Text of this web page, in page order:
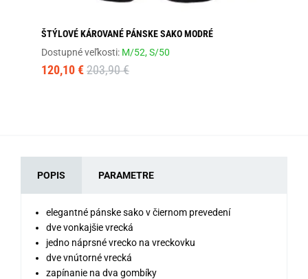
ŠTÝLOVÉ KÁROVANÉ PÁNSKE SAKO MODRÉ
Dostupné veľkosti: M/52,S/50
120,10 € 203,90 €
POPIS PARAMETRE
elegantné pánske sako v čiernom prevedení
dve vonkajšie vrecká
jedno náprsné vrecko na vreckovku
dve vnútorné vrecká
zapínanie na dva gombíky